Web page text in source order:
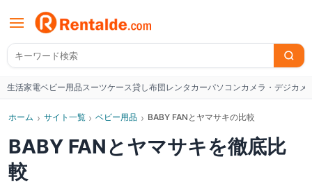
生活家電ベビー用品スーツケース貸し布団レンタカーパソコンカメラ・デジカメ
ホーム › サイト一覧 › ベビー用品 › BABY FANとヤマサキの比較
BABY FAN とヤマサキを徹底比
較